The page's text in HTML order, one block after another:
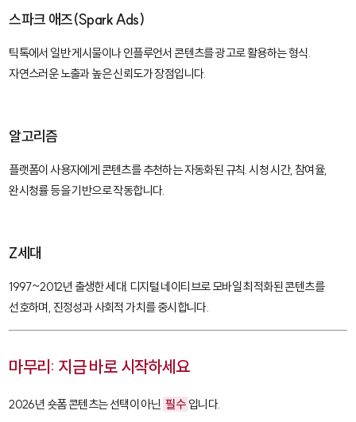
스파크 애즈(Spark Ads)
틱톡에서 일반 게시물이나 인플루언서 콘텐츠를 광고로 활용하는 형식.
자연스러운 노출과 높은 신뢰도가 장점입니다.
알고리즘
플랫폼이 사용자에게 콘텐츠를 추천하는 자동화된 규칙. 시청 시간, 참여율,
완시청률 등을 기반으로 작동합니다.
Z세대
1997~2012년 출생한 세대. 디지털 네이티브로 모바일 최적화된 콘텐츠를
선호하며, 진정성과 사회적 가치를 중시합니다.
마무리: 지금 바로 시작하세요
2026년 숏폼 콘텐츠는 선택이 아닌 필수 입니다.